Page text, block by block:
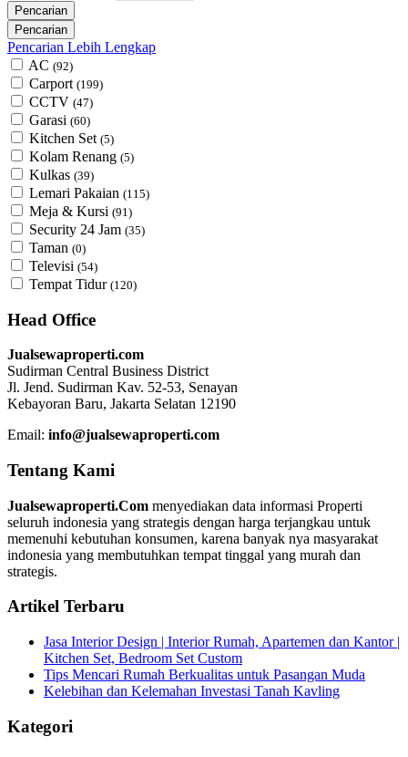
Pencarian Lebih Lengkap
AC (92)
Carport (199)
CCTV (47)
Garasi (60)
Kitchen Set (5)
Kolam Renang (5)
Kulkas (39)
Lemari Pakaian (115)
Meja & Kursi (91)
Security 24 Jam (35)
Taman (0)
Televisi (54)
Tempat Tidur (120)
Head Office
Jualsewaproperti.com
Sudirman Central Business District
Jl. Jend. Sudirman Kav. 52-53, Senayan
Kebayoran Baru, Jakarta Selatan 12190
Email: info@jualsewaproperti.com
Tentang Kami
Jualsewaproperti.Com menyediakan data informasi Properti
seluruh indonesia yang strategis dengan harga terjangkau untuk
memenuhi kebutuhan konsumen, karena banyak nya masyarakat
indonesia yang membutuhkan tempat tinggal yang murah dan
strategis.
Artikel Terbaru
Jasa Interior Design | Interior Rumah, Apartemen dan Kantor |
Kitchen Set, Bedroom Set Custom
Tips Mencari Rumah Berkualitas untuk Pasangan Muda
Kelebihan dan Kelemahan Investasi Tanah Kavling
Kategori